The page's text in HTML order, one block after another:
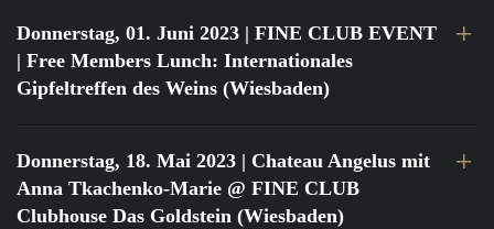
Donnerstag, 01. Juni 2023 | FINE CLUB EVENT
| Free Members Lunch: Internationales
Gipfeltreffen des Weins (Wiesbaden)
Donnerstag, 18. Mai 2023 | Chateau Angelus mit
Anna Tkachenko-Marie @ FINE CLUB
Clubhouse Das Goldstein (Wiesbaden)